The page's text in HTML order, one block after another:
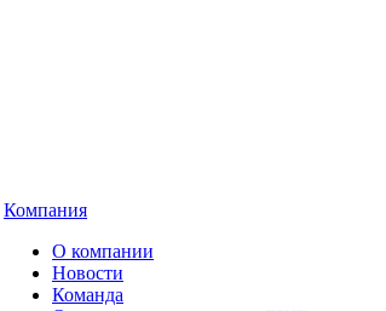
Компания
О компании
Новости
Команда